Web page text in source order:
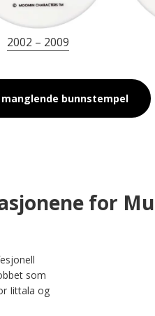
2002 – 2009
bunnstempel
for
som
Iittala og